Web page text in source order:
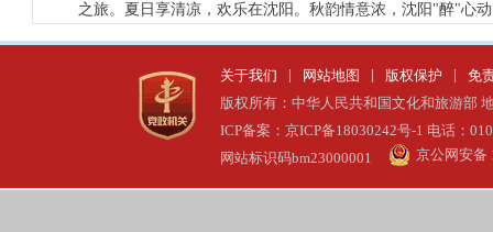
之旅。夏日享清凉，欢乐在沈阳。秋韵情意浓，沈阳"醉"心